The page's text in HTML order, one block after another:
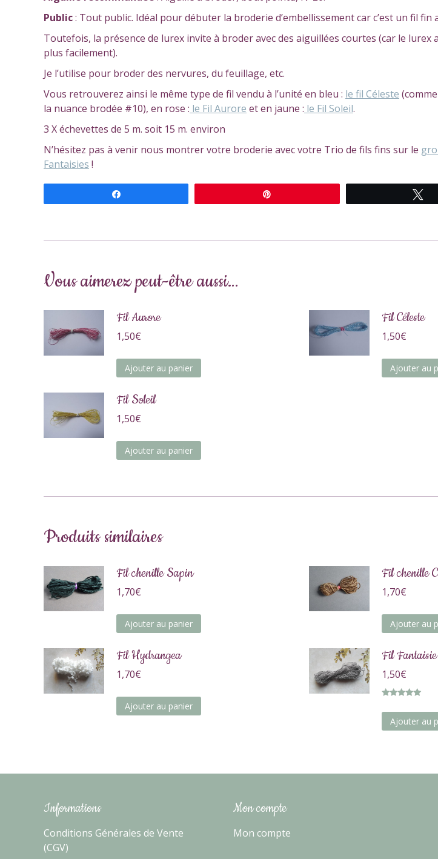
Public: Tout public. Idéal pour débuter la broderie d’embellissement car c’est un fil fin
Toutefois, la présence de lurex invite à broder avec des aiguillées courtes (car le lurex
plus facilement).
Je l’utilise pour broder des nervures, du feuillage, etc.
Vous retrouverez ainsi le même type de fil vendu à l’unité en bleu : le fil Céleste
la nuance brodée #10), en rose : le Fil Aurore et en jaune : le Fil Soleil.
3 X échevettes de 5 m. soit 15 m. environ
N’hésitez pas à venir nous montrer votre broderie avec votre Trio de fils fins sur le
Fantaisies !
Vous aimerez peut-être aussi…
Fil Aurore
1,50€
Ajouter au panier
Fil Céleste
1,50€
Ajouter au
Fil Soleil
1,50€
Ajouter au panier
Produits similaires
Fil chenille Sapin
1,70€
Ajouter au panier
Fil chenille
1,70€
Ajouter au
Fil Hydrangea
1,70€
Ajouter au panier
Fil
1,50€
sur 5
Ajouter au
Informations
Conditions Générales de Vente
(CGV)
Mon compte
Mon compte